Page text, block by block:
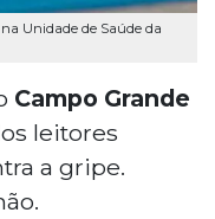
Unidade de Saúde da
Campo Grande
leitores
a gripe.